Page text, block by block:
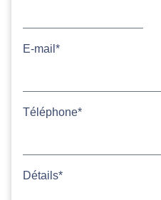
E-mail*
Téléphone*
Détails*